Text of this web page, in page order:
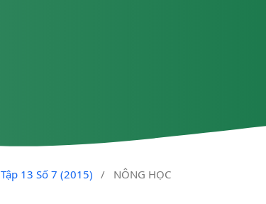
Tập 13 Số 7 (2015) / NÔNG HỌC